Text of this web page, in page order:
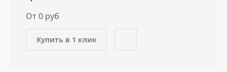
От 0 руб
Купить в 1 клик